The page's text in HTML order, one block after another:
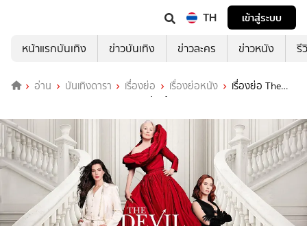
TH
เข้าสู่ระบบ
หน้าแรกบันเทิง
ข่าวบันเทิง ข่าวละคร ข่าวหนัง รี
อ่าน บันเทิงดารา เรื่องย่อ เรื่องย่อหนัง
เรื่องย่อ The
Devil Wears Prada 2 นางมารสวมปราด้า 2